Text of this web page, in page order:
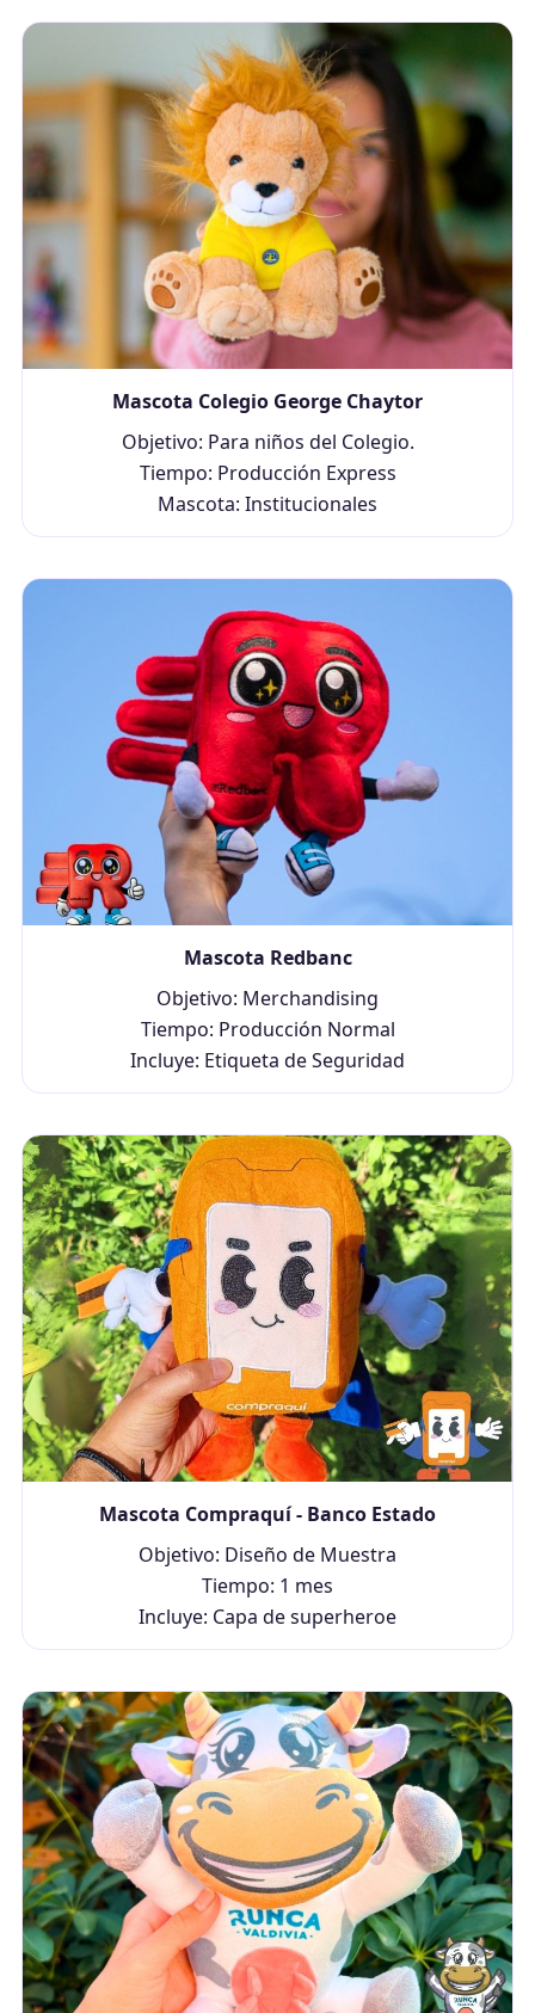
Mascota Colegio George Chaytor
Objetivo: Para niños del Colegio.
Tiempo: Producción Express
Mascota: Institucionales
Mascota Redbanc
Objetivo: Merchandising
Tiempo: Producción Normal
Incluye: Etiqueta de Seguridad
Mascota Compraquí - Banco Estado
Objetivo: Diseño de Muestra
Tiempo: 1 mes
Incluye: Capa de superheroe